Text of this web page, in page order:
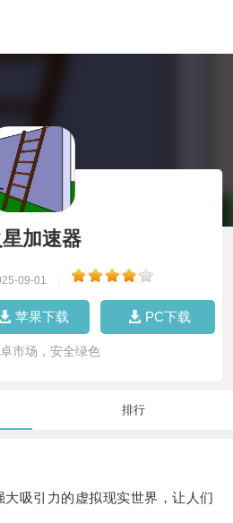
星加速器
09-01
苹果下载 PC下载
市场，安全绿色
排行
吸引力的虚拟现实世界，让人们